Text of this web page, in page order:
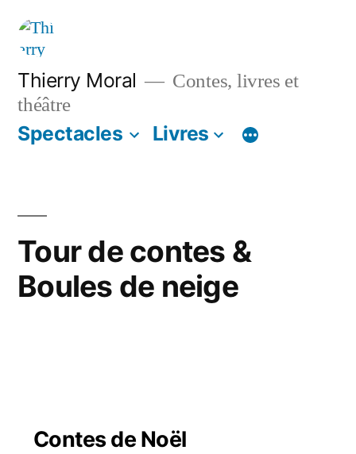
Thierry Moral
Contes, livres et
théâtre
Spectacles Livres
Tour de contes &
Boules de neige
Contes de Noël